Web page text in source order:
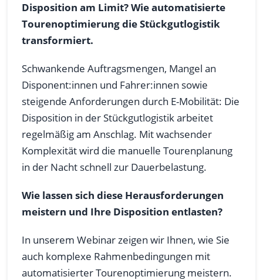
Disposition am Limit? Wie automatisierte
Tourenoptimierung die Stückgutlogistik
transformiert.
Schwankende Auftragsmengen, Mangel an
Disponent:innen und Fahrer:innen sowie
steigende Anforderungen durch E-Mobilität: Die
Disposition in der Stückgutlogistik arbeitet
regelmäßig am Anschlag. Mit wachsender
Komplexität wird die manuelle Tourenplanung
in der Nacht schnell zur Dauerbelastung.
Wie lassen sich diese Herausforderungen
meistern und Ihre Disposition entlasten?
In unserem Webinar zeigen wir Ihnen, wie Sie
auch komplexe Rahmenbedingungen mit
automatisierter Tourenoptimierung meistern.